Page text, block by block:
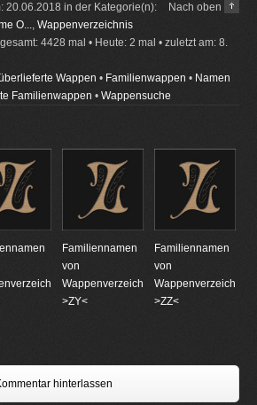
Nach oben
20.06.2018 in der Kategorie(n):
O..., Wappenverzeichnis
4428 mal • Heute: 2 mal • zuletzt am: 8.
Wappen • Familienwappen • Namen
Familienwappen • Wappensuche
Familiennamen
von
Wappenverzeichnungen
>ZY<
Familiennamen
von
>ZZ<
hinterlassen